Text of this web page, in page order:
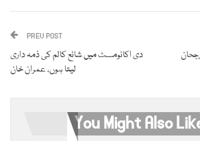
Email
PREV POST
دی اکانومسٹ میں شائع کالم کی ذمہ داری
لیتا ہوں، عمران خان
You Might Also